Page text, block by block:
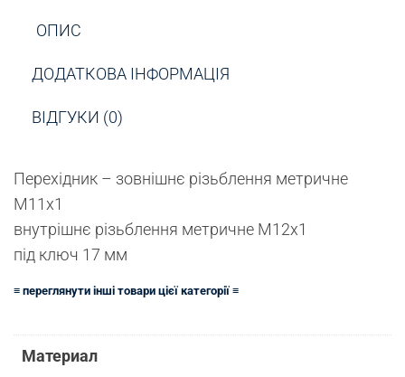
ОПИС
ДОДАТКОВА ІНФОРМАЦІЯ
ВІДГУКИ (0)
Перехідник – зовнішнє різьблення метричне
М11х1
внутрішнє різьблення метричне М12х1
під ключ 17 мм
≡ переглянути інші товари цієї категорії ≡
Материал